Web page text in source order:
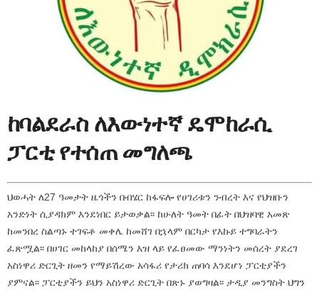
ከባልደራስ ለእውነተኛ ዴሞከራሲ
ፓርቲ የተሰጠ መግለጫ
ህወሓት ለ27 ዓመታት ዜጎችን በብሄር ከፋፍሎ የሀገሪቱን ንብረት እና የህዝቡን
አንድነት ሲያዳክም እንደነበር ይታወቃል፡፡ ከሁለት ዓመት በፊት በህዝባዊ አመጽ
ከመንበረ ስልጣኑ ተገፍቶ መቀሌ ከመሸገ በኋላም በርካታ የእኩይ ተግባራትን
ፈጽሟል፡፡ በሀገር መከላከያ በሰሜን እዝ ላይ የፈፀመው ማንነትን መሰረት ያደረገ
አስነዋሪ ድርጊት ዘመን የማይሽረው አሳፋሪ የታሪክ ጠባሳ እንደሆነ ፓርቲያችን
ያምናል፡፡ ፓርቲያችን ይህን አስነዋሪ ድርጊት በጽኑ ያወግዛል፡፡ ታዲያ መንግስት ህግን